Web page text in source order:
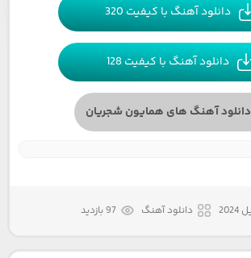
دانلود آهنگ با کیفیت 320
دانلود آهنگ با کیفیت 128
دانلود آهنگ های همایون شجریان
دانلود آهنگ 97 بازدید